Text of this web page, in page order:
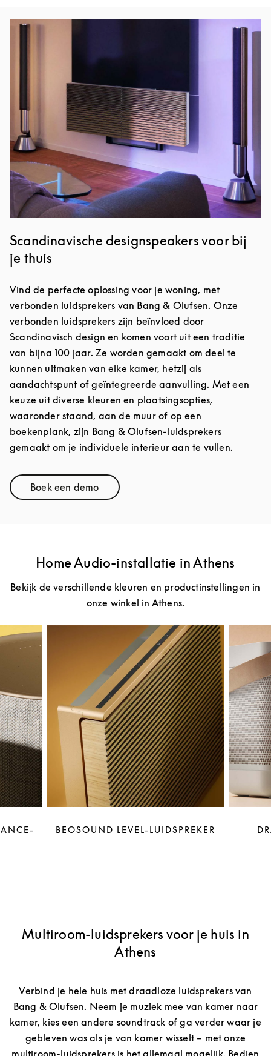
Afbeelding van evenement
Scandinavische designspeakers voor bij
je thuis
Vind de perfecte oplossing voor je woning, met
verbonden luidsprekers van Bang & Olufsen. Onze
verbonden luidsprekers zijn beïnvloed door
Scandinavisch design en komen voort uit een traditie
van bijna 100 jaar. Ze worden gemaakt om deel te
kunnen uitmaken van elke kamer, hetzij als
aandachtspunt of geïntegreerde aanvulling. Met een
keuze uit diverse kleuren en plaatsingsopties,
waaronder staand, aan de muur of op een
boekenplank, zijn Bang & Olufsen-luidsprekers
gemaakt om je individuele interieur aan te vullen.
Boek een demoLink Opens in New Tab
Home Audio-installatie in Athens
Bekijk de verschillende kleuren en productinstellingen in
onze winkel in Athens.
BEOSOUND LEVEL-LUIDSPREKER
Multiroom-luidsprekers voor je huis in
Athens
Verbind je hele huis met draadloze luidsprekers van
Bang & Olufsen. Neem je muziek mee van kamer naar
kamer, kies een andere soundtrack of ga verder waar je
gebleven was als je van kamer wisselt – met onze
multiroom-luidsprekers is het allemaal mogelijk. Bedien